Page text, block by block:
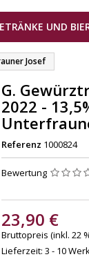
UND
Josef
G.
2022 -
Referenz 1000824
Bewertung
23,90 €
Bruttopreis (inkl. 22
Lieferzeit: 3 - 10